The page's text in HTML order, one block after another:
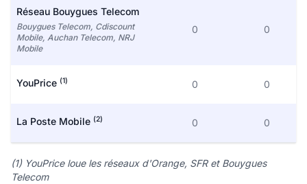
Réseau Bouygues Telecom
Bouygues Telecom, Cdiscount
Mobile, Auchan Telecom, NRJ
Mobile
0 0
YouPrice (1) 0 0
La Poste Mobile (2) 0 0
(1) YouPrice loue les réseaux d'Orange, SFR et Bouygues
Telecom